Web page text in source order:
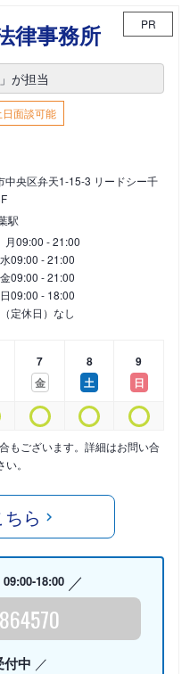
律事務所 PR
が担当
日面談可能
中央区弁天1-15-3 リードシー千
駅
月09:00 - 21:00
水09:00 - 21:00
金09:00 - 21:00
日09:00 - 18:00
（定休日）なし
7
金
8
土
9
日
もございます。詳細はお問い合
。
ら
09:00-18:00
付中